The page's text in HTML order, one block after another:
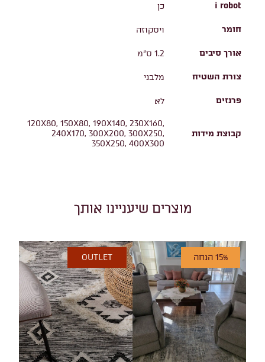
i robot כן
חומר ויסקוזה
אורך סיבים 1.2 ס"מ
צורת השטיח מלבני
פרנזים לא
קבוצת מידות
120X80, 150X80, 190X140, 230X160,
240X170, 300X200, 300X250,
350X250, 400X300
מוצרים שיעניינו אותך
15% הנחה OUTLET